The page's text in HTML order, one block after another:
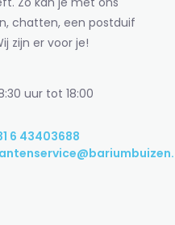
chatten, een postduif
zijn er voor je!
uur tot 18:00
6 43403688